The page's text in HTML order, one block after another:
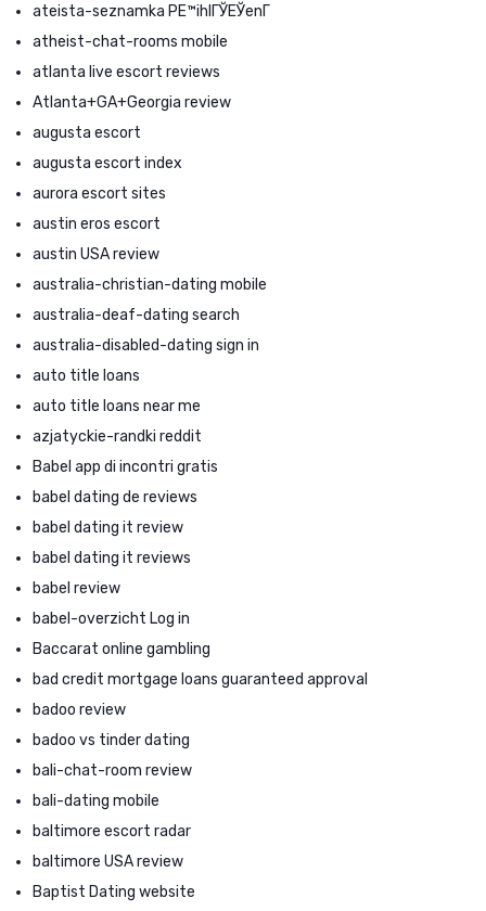
ateista-seznamka PЕ™ihlГЎЕЎenГ­
atheist-chat-rooms mobile
atlanta live escort reviews
Atlanta+GA+Georgia review
augusta escort
augusta escort index
aurora escort sites
austin eros escort
austin USA review
australia-christian-dating mobile
australia-deaf-dating search
australia-disabled-dating sign in
auto title loans
auto title loans near me
azjatyckie-randki reddit
Babel app di incontri gratis
babel dating de reviews
babel dating it review
babel dating it reviews
babel review
babel-overzicht Log in
Baccarat online gambling
bad credit mortgage loans guaranteed approval
badoo review
badoo vs tinder dating
bali-chat-room review
bali-dating mobile
baltimore escort radar
baltimore USA review
Baptist Dating website